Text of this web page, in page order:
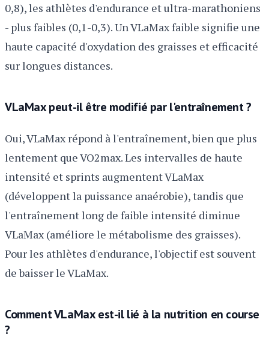
0,8), les athlètes d'endurance et ultra-marathoniens
- plus faibles (0,1-0,3). Un VLaMax faible signifie une
haute capacité d'oxydation des graisses et efficacité
sur longues distances.
VLaMax peut-il être modifié par l'entraînement ?
Oui, VLaMax répond à l'entraînement, bien que plus
lentement que VO2max. Les intervalles de haute
intensité et sprints augmentent VLaMax
(développent la puissance anaérobie), tandis que
l'entraînement long de faible intensité diminue
VLaMax (améliore le métabolisme des graisses).
Pour les athlètes d'endurance, l'objectif est souvent
de baisser le VLaMax.
Comment VLaMax est-il lié à la nutrition en course
?